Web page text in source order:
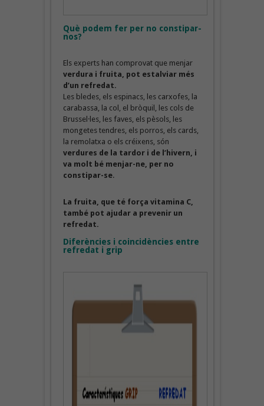
Què podem fer per no constipar-
nos?
Els experts han comprovat que menjar
verdura i fruita, pot estalviar més
d’un refredat.
Les bledes, els espinacs, les carxofes, la
carabassa, la col, el bròquil, les cols de
Brussel·les, les faves, els pèsols, les
mongetes tendres, els porros, els cards,
la remolatxa o els créixens, són
verdures de la tardor i de l’hivern, i
va molt bé menjar-ne, per no
constipar-se.
La fruita, que té força vitamina C,
també pot ajudar a prevenir un
refredat.
Diferències i coincidències entre
refredat i grip